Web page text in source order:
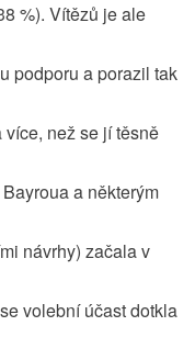
%). Vítězů je ale
podporu a porazil tak
než se jí těsně
a některým
návrhy) začala v
volební účast dotkla